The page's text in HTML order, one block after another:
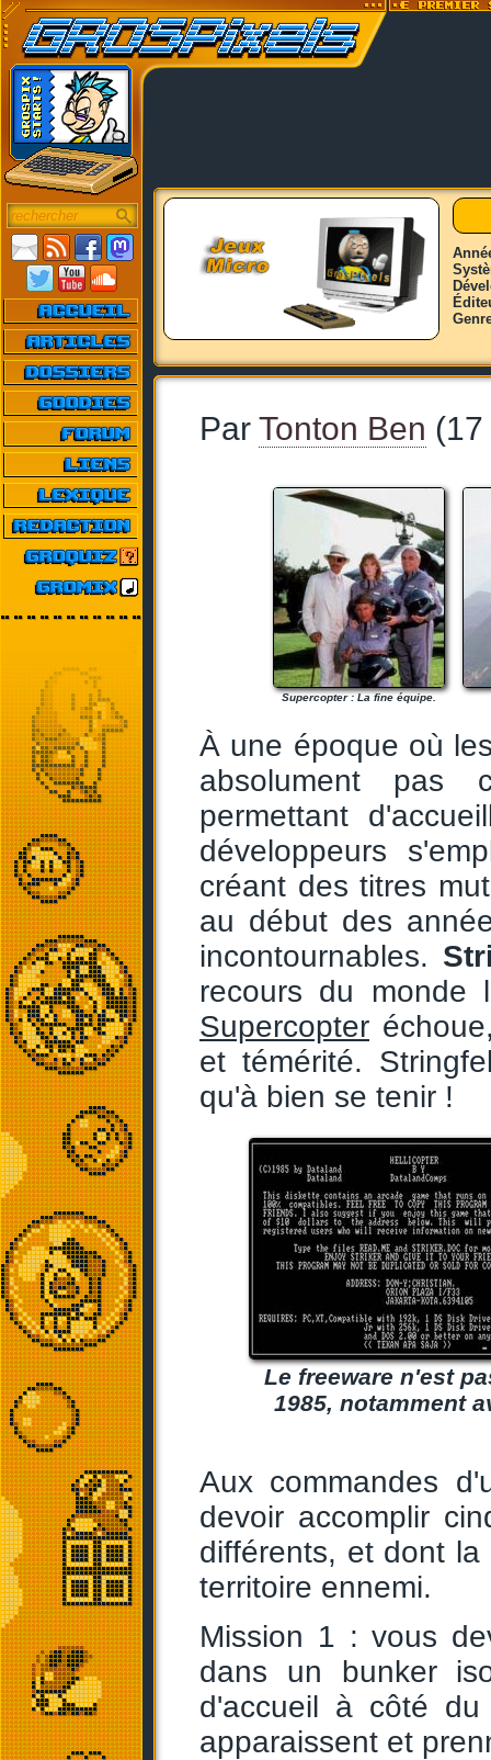
Par Tonton Ben
Supercopter : La fine équipe.
À une époque où
absolument pas
permettant
développeurs
créant des titres
au début des
incontournables.
recours du
Supercopter
et témérité.
qu'à bien se tenir !
Le freeware n'est
1985, notamment
Aux commandes
devoir accomplir
différents, et dont
territoire ennemi.
Mission 1 : vous
dans un bunker
d'accueil à côté
apparaissent et